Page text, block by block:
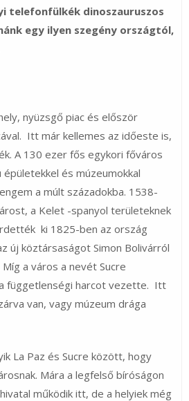
telefonfülkék dinoszauruszos
egy ilyen szegény országtól,
nyüzsgő piac és először
Itt már kellemes az időeste is,
A 130 ezer fős egykori főváros
és múzeumokkal
a múlt századokba. 1538-
a Kelet -spanyol területeknek
ki 1825-ben az ország
új köztársaságot Simon Bolivárról
a város a nevét Sucre
függetlenségi harcot vezette. Itt
van, vagy múzeum drága
La Paz és Sucre között, hogy
Mára a legfelső bíróságon
működik itt, de a helyiek még